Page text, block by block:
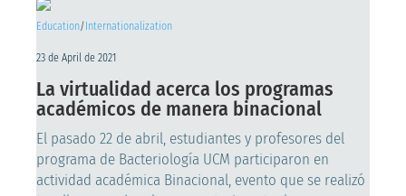
Education/ Internationalization
23 de April de 2021
La virtualidad acerca los programas
académicos de manera binacional
El pasado 22 de abril, estudiantes y profesores del
programa de Bacteriología UCM participaron en
actividad académica Binacional, evento que se realizó